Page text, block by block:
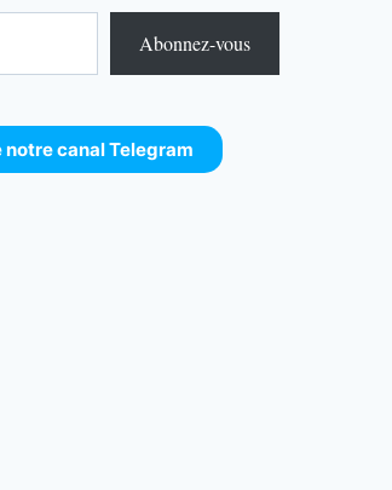
Abonnez-vous
notre canal Telegram